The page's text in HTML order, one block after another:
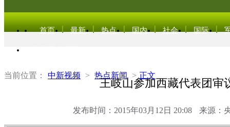
首页 最新 热点 国内 社会 国际
当前位置： 中新视频 > 热点新闻 > 正文
王岐山参加西藏代表团审
发布时间：2015年03月12日 20:08 来源：